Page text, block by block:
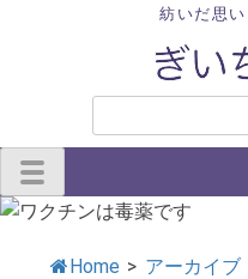
紡いだ思
Home > アーカイブ